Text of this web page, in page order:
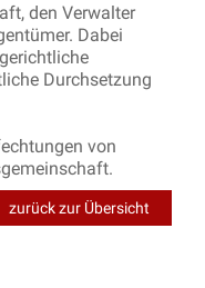
den Verwalter
Dabei
Durchsetzung
von
zurück zur Übersicht